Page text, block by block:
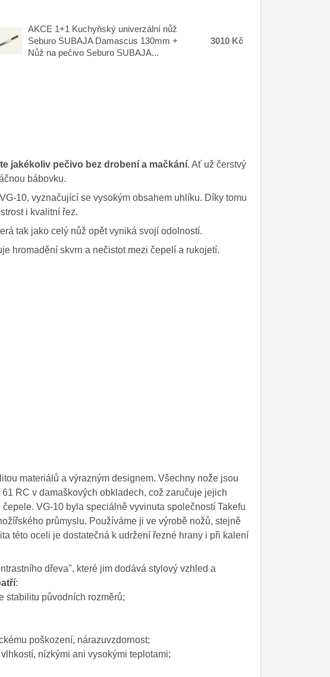
AKCE 1+1 Kuchyňský univerzální nůž
Seburo SUBAJA Damascus 130mm +
Nůž na pečivo Seburo SUBAJA...
3010 Kč
jakékoliv pečivo bez drobení a mačkání. Ať už čerstvý
bábovku.
10, vyznačující se vysokým obsahem uhlíku. Díky tomu
i kvalitní řez.
tak jako celý nůž opět vyniká svojí odolností.
hromadění skvrn a nečistot mezi čepelí a rukojetí.
materiálů a výrazným designem. Všechny nože jsou
RC v damaškových obkladech, což zaručuje jejich
VG-10 byla speciálně vyvinuta společností Takefu
průmyslu. Používáme ji ve výrobě nožů, stejně
této oceli je dostatečná k udržení řezné hrany i při kalení
dřeva", které jim dodává stylový vzhled a
:
stabilitu původních rozměrů;
poškození, nárazuvzdornost;
nízkými ani vysokými teplotami;